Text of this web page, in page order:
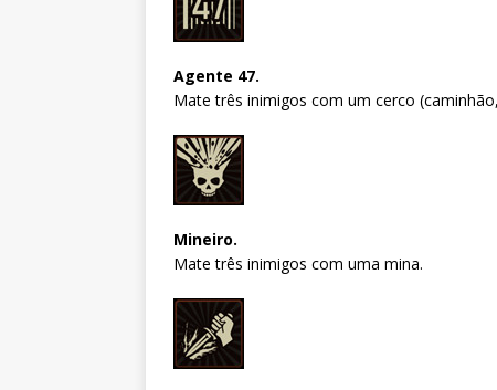
Agente 47.
Mate três inimigos com um cerco
Mineiro.
Mate três inimigos com uma mina.